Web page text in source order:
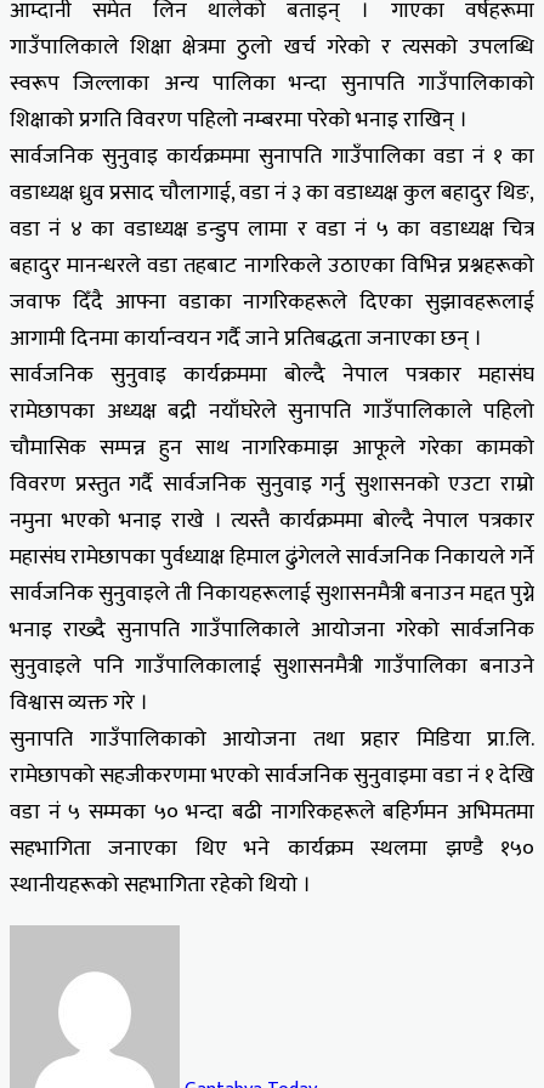
आम्दानी समेत लिन थालेको बताइन् । गाएका वर्षहरूमा
गाउँपालिकाले शिक्षा क्षेत्रमा ठुलो खर्च गरेको र त्यसको उपलब्धि
स्वरूप जिल्लाका अन्य पालिका भन्दा सुनापति गाउँपालिकाको
शिक्षाको प्रगति विवरण पहिलो नम्बरमा परेको भनाइ राखिन् ।
सार्वजनिक सुनुवाइ कार्यक्रममा सुनापति गाउँपालिका वडा नं १ का
वडाध्यक्ष ध्रुव प्रसाद चौलागाई, वडा नं ३ का वडाध्यक्ष कुल बहादुर थिङ,
वडा नं ४ का वडाध्यक्ष डन्डुप लामा र वडा नं ५ का वडाध्यक्ष चित्र
बहादुर मानन्धरले वडा तहबाट नागरिकले उठाएका विभिन्न प्रश्नहरूको
जवाफ दिँदै आफ्ना वडाका नागरिकहरूले दिएका सुझावहरूलाई
आगामी दिनमा कार्यान्वयन गर्दै जाने प्रतिबद्धता जनाएका छन् ।
सार्वजनिक सुनुवाइ कार्यक्रममा बोल्दै नेपाल पत्रकार महासंघ
रामेछापका अध्यक्ष बद्री नयाँघरेले सुनापति गाउँपालिकाले पहिलो
चौमासिक सम्पन्न हुन साथ नागरिकमाझ आफूले गरेका कामको
विवरण प्रस्तुत गर्दै सार्वजनिक सुनुवाइ गर्नु सुशासनको एउटा राम्रो
नमुना भएको भनाइ राखे । त्यस्तै कार्यक्रममा बोल्दै नेपाल पत्रकार
महासंघ रामेछापका पुर्वध्याक्ष हिमाल ढुंगेलले सार्वजनिक निकायले गर्ने
सार्वजनिक सुनुवाइले ती निकायहरूलाई सुशासनमैत्री बनाउन मद्दत पुग्ने
भनाइ राख्दै सुनापति गाउँपालिकाले आयोजना गरेको सार्वजनिक
सुनुवाइले पनि गाउँपालिकालाई सुशासनमैत्री गाउँपालिका बनाउने
विश्वास व्यक्त गरे ।
सुनापति गाउँपालिकाको आयोजना तथा प्रहार मिडिया प्रा.लि.
रामेछापको सहजीकरणमा भएको सार्वजनिक सुनुवाइमा वडा नं १ देखि
वडा नं ५ सम्मका ५० भन्दा बढी नागरिकहरूले बहिर्गमन अभिमतमा
सहभागिता जनाएका थिए भने कार्यक्रम स्थलमा झण्डै १५०
स्थानीयहरूको सहभागिता रहेको थियो ।